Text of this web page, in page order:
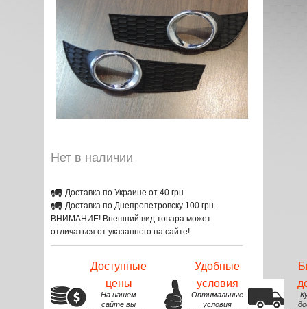
Нет в наличии
Доставка по Украине от 40 грн.
Доставка по Днепропетровску 100 грн.
ВНИМАНИЕ! Внешний вид товара может
отличаться от указанного на сайте!
Доступные
цены
На нашем
сайте вы
Удобные
условия
Оптимальные
условия